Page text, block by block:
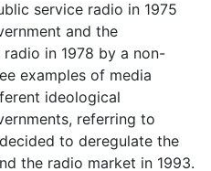
service radio in 1975
and the
in 1978 by a non-
examples of media
ideological
referring to
to deregulate the
the radio market in 1993.